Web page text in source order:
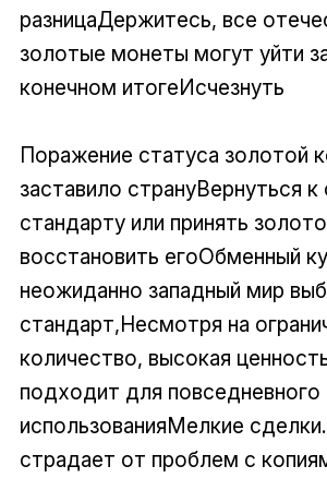
разницаДержитесь, все
золотые монеты могут уйти
конечном итогеИсчезнуть
Поражение статуса золотой
заставило странуВернуться
стандарту или принять
восстановить егоОбменный
неожиданно западный мир
стандарт,Несмотря на
количество, высокая
подходит для повседневного
использованияМелкие
страдает от проблем с